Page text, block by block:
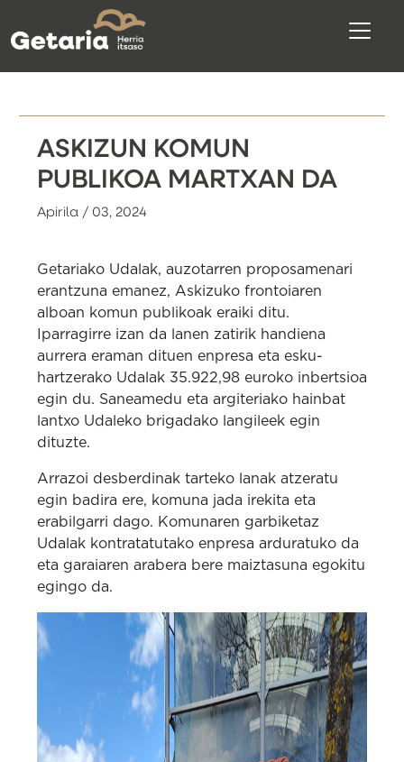
ASKIZUN KOMUN
PUBLIKOA MARTXAN DA
Apirila / 03, 2024
Getariako Udalak, auzotarren proposamenari
erantzuna emanez, Askizuko frontoiaren
alboan komun publikoak eraiki ditu.
Iparragirre izan da lanen zatirik handiena
aurrera eraman dituen enpresa eta esku-
hartzerako Udalak 35.922,98 euroko inbertsioa
egin du. Saneamedu eta argiteriako hainbat
lantxo Udaleko brigadako langileek egin
dituzte.
Arrazoi desberdinak tarteko lanak atzeratu
egin badira ere, komuna jada irekita eta
erabilgarri dago. Komunaren garbiketaz
Udalak kontratatutako enpresa arduratuko da
eta garaiaren arabera bere maiztasuna egokitu
egingo da.